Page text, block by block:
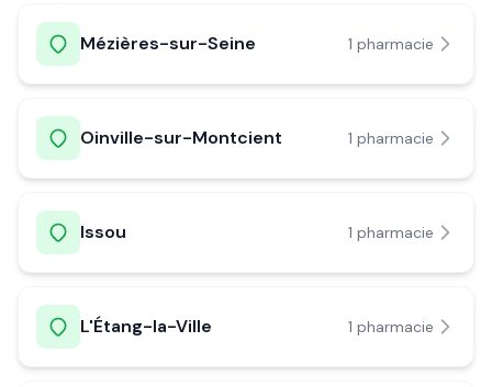
Mézières-sur-Seine 1 pharmacie
Oinville-sur-Montcient 1 pharmacie
Issou 1 pharmacie
L'Étang-la-Ville 1 pharmacie